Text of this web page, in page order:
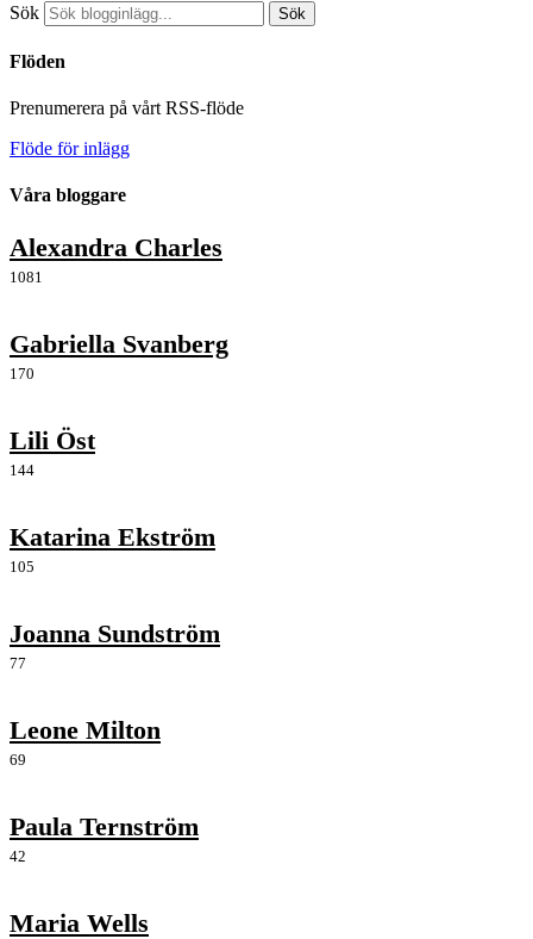
Sök Sök
Flöden
Prenumerera på vårt RSS-flöde
Flöde för inlägg
Våra bloggare
Alexandra Charles
1081
Gabriella Svanberg
170
Lili Öst
144
Katarina Ekström
105
Joanna Sundström
77
Leone Milton
69
Paula Ternström
42
Maria Wells